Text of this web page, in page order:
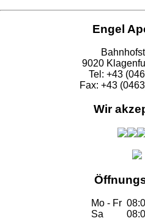
Engel
9020
Tel: +43
Fax: +43
Wir
Mo - Fr
Sa